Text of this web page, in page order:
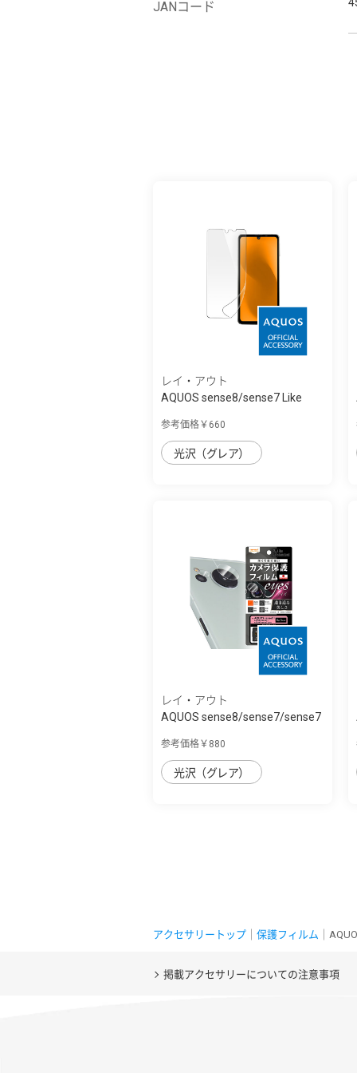
JANコード
レイ・アウト
AQUOS sense8/sense7 Like
参考価格￥660
光沢（グレア）
レイ・アウト
AQUOS sense8/sense7/sense7
参考価格￥880
光沢（グレア）
アクセサリートップ 保護フィルム ｜
掲載アクセサリーについての注意事項